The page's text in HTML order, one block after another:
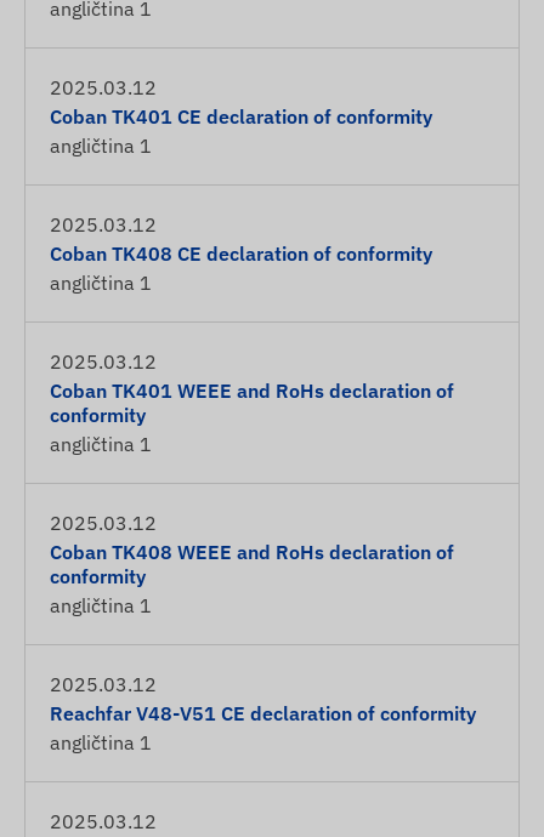
angličtina 1
2025.03.12
Coban TK401 CE declaration of conformity
angličtina 1
2025.03.12
Coban TK408 CE declaration of conformity
angličtina 1
2025.03.12
Coban TK401 WEEE and RoHs declaration of
conformity
angličtina 1
2025.03.12
Coban TK408 WEEE and RoHs declaration of
conformity
angličtina 1
2025.03.12
Reachfar V48-V51 CE declaration of conformity
angličtina 1
2025.03.12